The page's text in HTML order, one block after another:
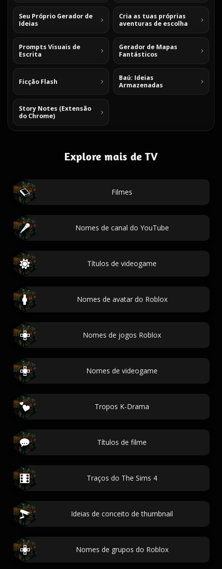
Seu Próprio Gerador de
Ideias
Cria as tuas próprias
aventuras de escolha
Prompts Visuais de
Escrita
Gerador de Mapas
Fantásticos
Ficção Flash
Baú: Ideias
Armazenadas
Story Notes (Extensão
do Chrome)
Explore mais de TV
Filmes
Nomes de canal do YouTube
Títulos de videogame
Nomes de avatar do Roblox
Nomes de jogos Roblox
Nomes de videogame
Tropos K-Drama
Títulos de filme
Traços do The Sims 4
Ideias de conceito de thumbnail
Nomes de grupos do Roblox